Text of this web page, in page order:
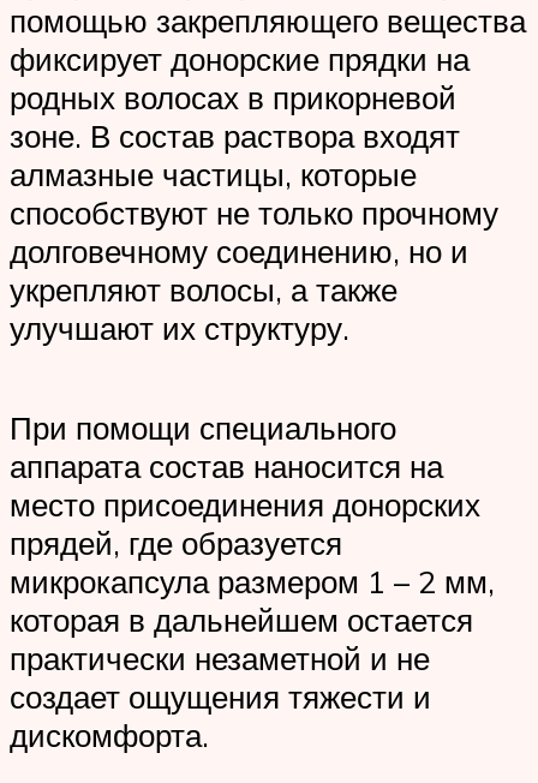
помощью закрепляющего вещества
фиксирует донорские прядки на
родных волосах в прикорневой
зоне. В состав раствора входят
алмазные частицы, которые
способствуют не только прочному
долговечному соединению, но и
укрепляют волосы, а также
улучшают их структуру.
При помощи специального
аппарата состав наносится на
место присоединения донорских
прядей, где образуется
микрокапсула размером 1 – 2 мм,
которая в дальнейшем остается
практически незаметной и не
создает ощущения тяжести и
дискомфорта.